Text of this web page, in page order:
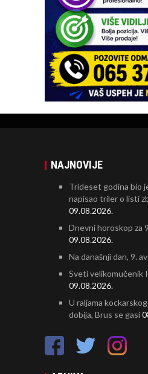
NAJNOVIJE
Trideset godina bio
napisao triler o listi
09.08.2026.
Dnevni horoskop za
09.08.2026.
Na današnji dan, 9.
Sveti velikomučenik
09.08.2026.
U raljama
dobija, Brus se gasi